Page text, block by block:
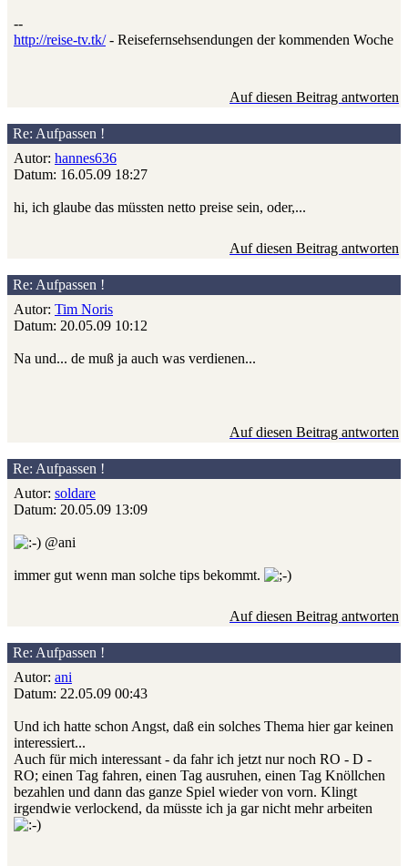
--
http://reise-tv.tk/- Reisefernsehsendungen der kommenden Woche
Auf diesen Beitrag antworten
Re: Aufpassen !
Autor: hannes636
Datum: 16.05.09 18:27
hi, ich glaube das müssten netto preise sein, oder,...
Auf diesen Beitrag antworten
Re: Aufpassen !
Autor: Tim Noris
Datum: 20.05.09 10:12
Na und... de muß ja auch was verdienen...
Auf diesen Beitrag antworten
Re: Aufpassen !
Autor: soldare
Datum: 20.05.09 13:09
@ani
immer gut wenn man solche tips bekommt.
Auf diesen Beitrag antworten
Re: Aufpassen !
Autor: ani
Datum: 22.05.09 00:43
Und ich hatte schon Angst, daß ein solches Thema hier gar keinen
interessiert...
Auch für mich interessant - da fahr ich jetzt nur noch RO - D -
RO; einen Tag fahren, einen Tag ausruhen, einen Tag Knöllchen
bezahlen und dann das ganze Spiel wieder von vorn. Klingt
irgendwie verlockend, da müsste ich ja gar nicht mehr arbeiten